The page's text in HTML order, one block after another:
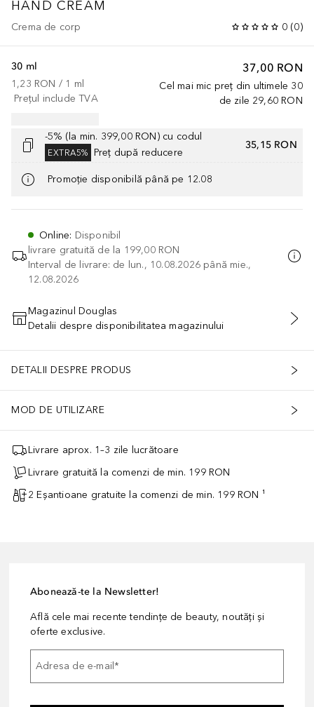
HAND CREAM
Crema de corp 0 (0)
37,00 RON
Cel mai mic preț din ultimele 30
de zile 29,60 RON
30 ml
1,23 RON / 1 ml
Prețul include TVA
-5% (la min. 399,00 RON) cu codul
EXTRA5% Preț după reducere
35,15 RON
Promoție disponibilă până pe 12.08
Online: Disponibil
livrare gratuită de la 199,00 RON
Interval de livrare: de lun., 10.08.2026 până mie.,
12.08.2026
ADĂUGAȚI ÎN COŞ
Magazinul Douglas
Detalii despre disponibilitatea magazinului
DETALII DESPRE PRODUS
MOD DE UTILIZARE
Livrare aprox. 1–3 zile lucrătoare
Livrare gratuită la comenzi de min. 199 RON
2 Eșantioane gratuite la comenzi de min. 199 RON ¹
Abonează-te la Newsletter!
Află cele mai recente tendințe de beauty, noutăți și
oferte exclusive.
Adresa de e-mail*